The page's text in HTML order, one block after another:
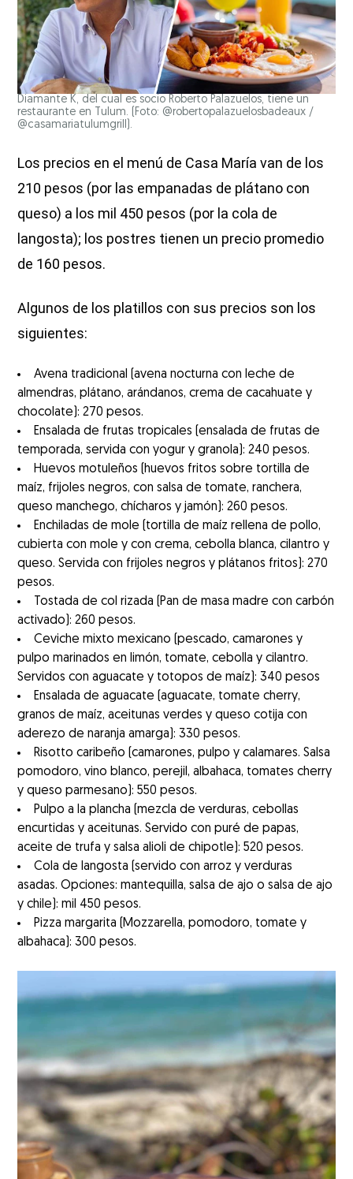
Diamante K, del cual es socio Roberto Palazuelos, tiene un
restaurante en Tulum. (Foto: @robertopalazuelosbadeaux /
@casamariatulumgrill).
Los precios en el menú de Casa María van de los
210 pesos (por las empanadas de plátano con
queso) a los mil 450 pesos (por la cola de
langosta); los postres tienen un precio promedio
de 160 pesos.
Algunos de los platillos con sus precios son los
siguientes:
Avena tradicional (avena nocturna con leche de
almendras, plátano, arándanos, crema de cacahuate y
chocolate): 270 pesos.
Ensalada de frutas tropicales (ensalada de frutas de
temporada, servida con yogur y granola): 240 pesos.
Huevos motuleños (huevos fritos sobre tortilla de
maíz, frijoles negros, con salsa de tomate, ranchera,
queso manchego, chícharos y jamón): 260 pesos.
Enchiladas de mole (tortilla de maíz rellena de pollo,
cubierta con mole y con crema, cebolla blanca, cilantro y
queso. Servida con frijoles negros y plátanos fritos): 270
pesos.
Tostada de col rizada (Pan de masa madre con carbón
activado): 260 pesos.
Ceviche mixto mexicano (pescado, camarones y
pulpo marinados en limón, tomate, cebolla y cilantro.
Servidos con aguacate y totopos de maíz): 340 pesos
Ensalada de aguacate (aguacate, tomate cherry,
granos de maíz, aceitunas verdes y queso cotija con
aderezo de naranja amarga): 330 pesos.
Risotto caribeño (camarones, pulpo y calamares. Salsa
pomodoro, vino blanco, perejil, albahaca, tomates cherry
y queso parmesano): 550 pesos.
Pulpo a la plancha (mezcla de verduras, cebollas
encurtidas y aceitunas. Servido con puré de papas,
aceite de trufa y salsa alioli de chipotle): 520 pesos.
Cola de langosta (servido con arroz y verduras
asadas. Opciones: mantequilla, salsa de ajo o salsa de ajo
y chile): mil 450 pesos.
Pizza margarita (Mozzarella, pomodoro, tomate y
albahaca): 300 pesos.